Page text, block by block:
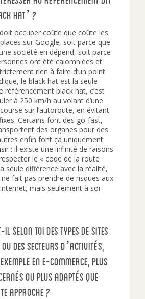
hat’ ?
occuper coûte que coûte les
sur Google, soit parce que
société en dépend, soit parce
ont été calomniées et
rien à faire d’un point
le black hat est la seule
référencement black hat, c’est
à 250 km/h au volant d’une
sur l’autoroute, en évitant
Certains font des go-fast,
des organes pour des
enfin font ça uniquement
: il existe une infinité de raisons
le « code de la route
seule différence avec la réalité,
ne fait pas prendre de risques aux
mais seulement à soi-
il selon toi des types de sites
ou des secteurs d’activités,
en e-commerce, plus
ou plus adaptés que
approche ?